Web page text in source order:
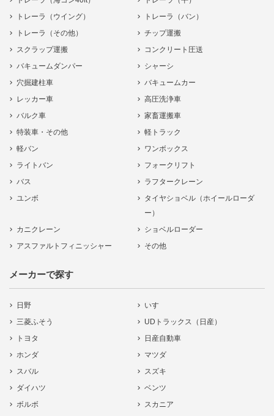
トレーラ（ウイング）
トレーラ（バン）
トレーラ（その他）
チップ運搬
スクラップ運搬
コンクリート圧送
バキュームダンパー
シャーシ
穴掘建柱車
バキュームカー
レッカー車
高圧洗浄車
バルク車
家畜運搬車
特装車・その他
軽トラック
軽バン
ワンボックス
ライトバン
フォークリフト
バス
ラフタークレーン
ユンボ
タイヤショベル（ホイールローダ
ー）
カニクレーン
ショベルローダー
アスファルトフィニッシャー
その他
メーカーで探す
日野
いすゞ
三菱ふそう
UDトラックス（日産）
トヨタ
日産自動車
ホンダ
マツダ
スバル
スズキ
ダイハツ
ベンツ
ボルボ
スカニア